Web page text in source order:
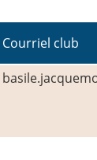
Courriel club